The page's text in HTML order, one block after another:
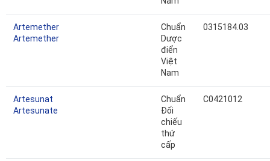
Artemether
Artemether
Chuẩn
Dược
điển
Việt
Nam
0315184.03
Artesunat
Artesunate
Chuẩn
Đối
chiếu
thứ
cấp
C0421012